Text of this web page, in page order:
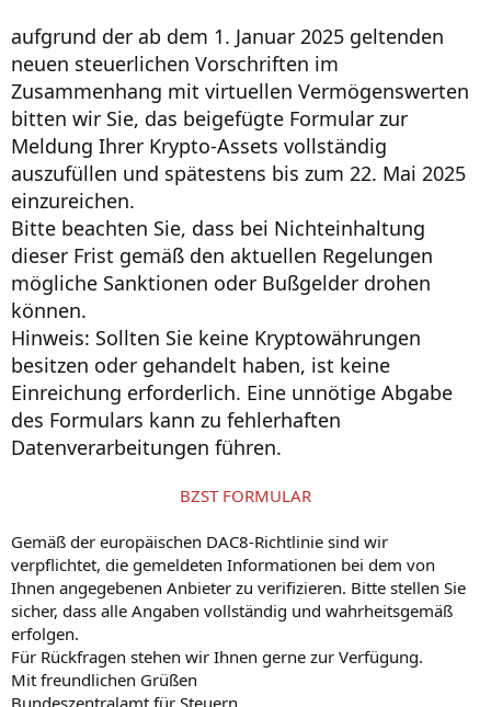
aufgrund der ab dem 1. Januar 2025 geltenden
neuen steuerlichen Vorschriften im
Zusammenhang mit virtuellen Vermögenswerten
bitten wir Sie, das beigefügte Formular zur
Meldung Ihrer Krypto-Assets vollständig
auszufüllen und spätestens bis zum 22. Mai 2025
einzureichen.
Bitte beachten Sie, dass bei Nichteinhaltung
dieser Frist gemäß den aktuellen Regelungen
mögliche Sanktionen oder Bußgelder drohen
können.
Hinweis: Sollten Sie keine Kryptowährungen
besitzen oder gehandelt haben, ist keine
Einreichung erforderlich. Eine unnötige Abgabe
des Formulars kann zu fehlerhaften
Datenverarbeitungen führen.
BZST FORMULAR
Gemäß der europäischen DAC8-Richtlinie sind wir
verpflichtet, die gemeldeten Informationen bei dem von
Ihnen angegebenen Anbieter zu verifizieren. Bitte stellen Sie
sicher, dass alle Angaben vollständig und wahrheitsgemäß
erfolgen.
Für Rückfragen stehen wir Ihnen gerne zur Verfügung.
Mit freundlichen Grüßen
Bundeszentralamt für Steuern